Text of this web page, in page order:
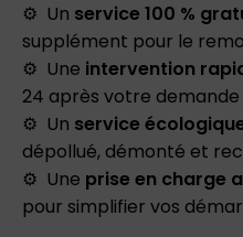
Un service 100 %
supplément pour le
Une intervention
24 après votre demande
Un service
dépollué, démonté et
Une prise en charge
pour simplifier vos